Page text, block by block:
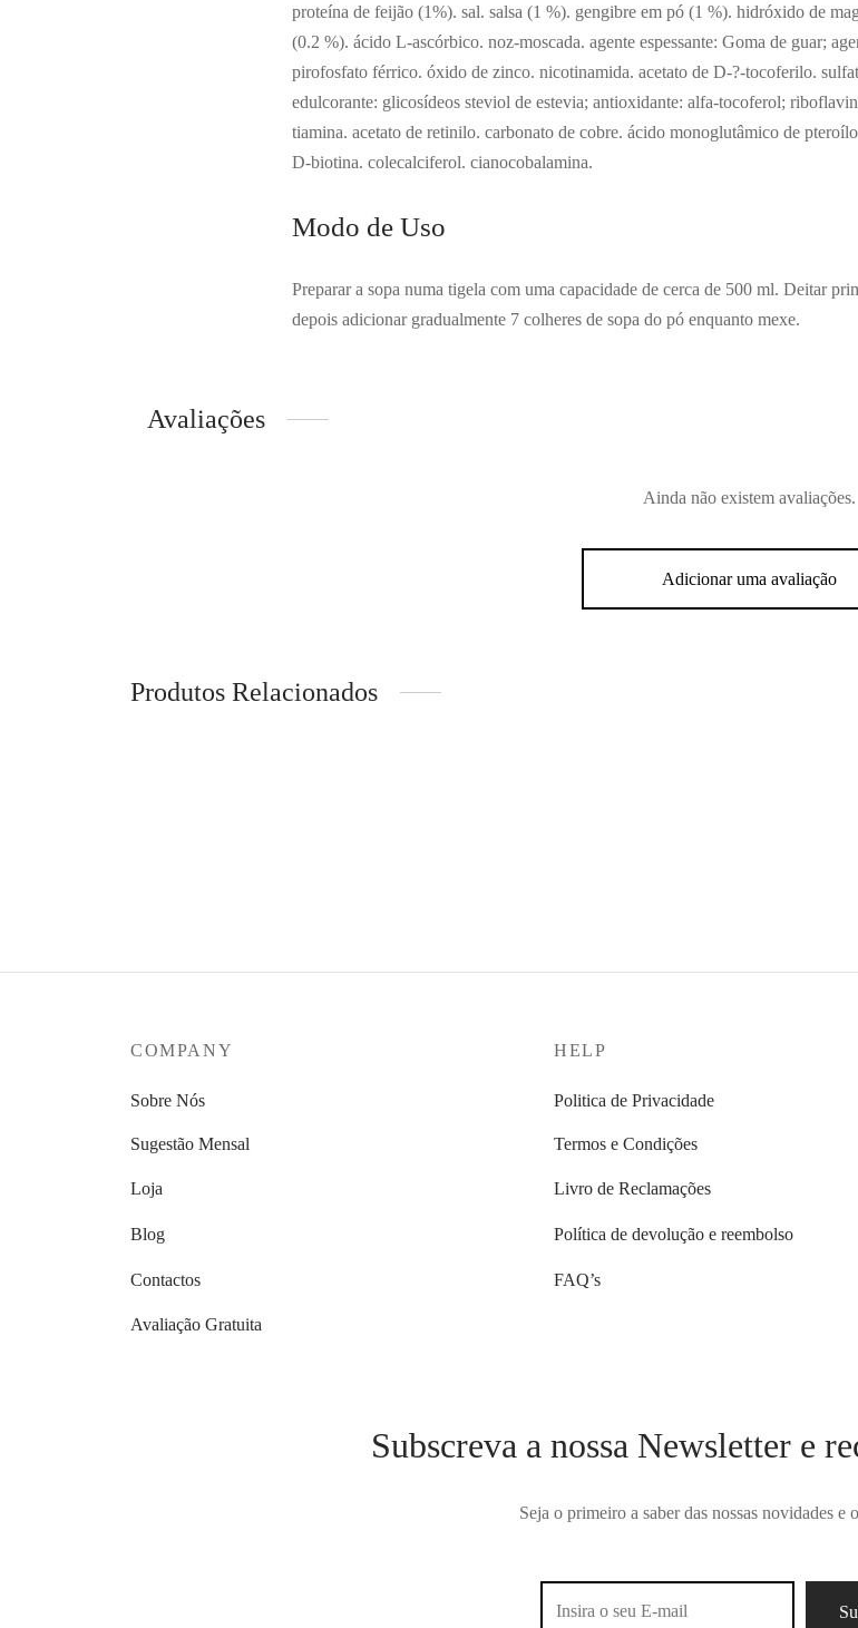
proteína de feijão (1%). sal. salsa (1 %). gengibre em pó (1 %). hidróxido de
(0.2 %). ácido L-ascórbico. noz-moscada. agente espessante: Goma de guar;
pirofosfato férrico. óxido de zinco. nicotinamida. acetato de D-?-tocoferilo.
edulcorante: glicosídeos steviol de estevia; antioxidante: alfa-tocoferol;
tiamina. acetato de retinilo. carbonato de cobre. ácido monoglutâmico de
D-biotina. colecalciferol. cianocobalamina.
Modo de Uso
Preparar a sopa numa tigela com uma capacidade de cerca de 500 ml. Deitar
depois adicionar gradualmente 7 colheres de sopa do pó enquanto mexe.
Avaliações
Ainda não existem avaliações.
Adicionar uma avaliação
Produtos Relacionados
COMPANY
Sobre Nós
Sugestão Mensal
Loja
Blog
Contactos
Avaliação Gratuita
HELP
Politica de Privacidade
Termos e Condições
Livro de Reclamações
Política de devolução e reembolso
FAQ’s
Subscreva a nossa Newsletter e
Seja o primeiro a saber das nossas novidades e